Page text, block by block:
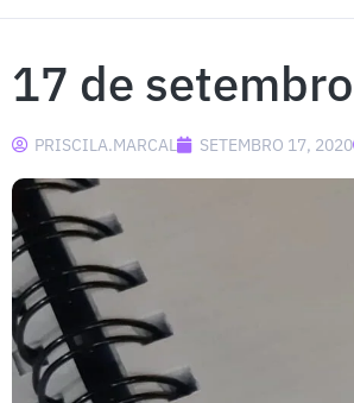
17 de setembro
PRISCILA.MARCAL SETEMBRO 17, 2020